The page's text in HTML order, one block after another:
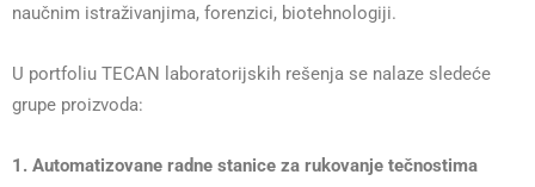
naučnim istraživanjima, forenzici, biotehnologiji.
U portfoliu TECAN laboratorijskih rešenja se nalaze sledeće
grupe proizvoda:
1. Automatizovane radne stanice za rukovanje tečnostima